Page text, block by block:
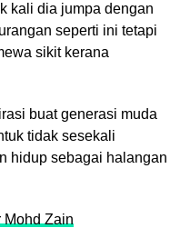
kali dia jumpa dengan
seperti ini tetapi
sikit kerana
buat generasi muda
tidak sesekali
hidup sebagai halangan
Mohd Zain